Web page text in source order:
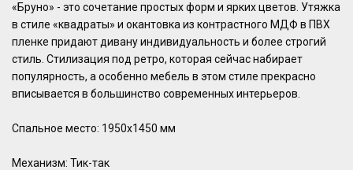
«Бруно» - это сочетание простых форм и ярких цветов. Утяжка
в стиле «квадраты» и окантовка из контрастного МДФ в ПВХ
пленке придают дивану индивидуальность и более строгий
стиль. Стилизация под ретро, которая сейчас набирает
популярность, а особенно мебель в этом стиле прекрасно
вписывается в большинство современных интерьеров.
Спальное место: 1950х1450 мм
Механизм: Тик-так